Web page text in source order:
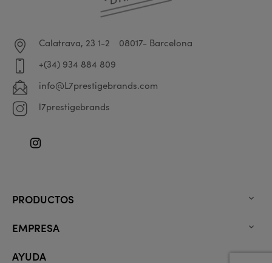
Calatrava, 23 1-2
08017- Barcelona
+(34) 934 884 809
info@L7prestigebrands.com
l7prestigebrands
Instagram
PRODUCTOS 
EMPRESA 
AYUDA 